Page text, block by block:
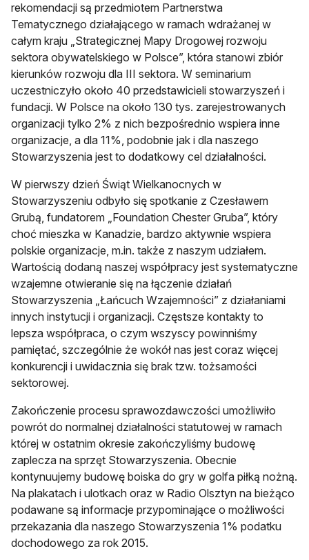
rekomendacji są przedmiotem Partnerstwa
Tematycznego działającego w ramach wdrażanej w
całym kraju „Strategicznej Mapy Drogowej rozwoju
sektora obywatelskiego w Polsce”, która stanowi zbiór
kierunków rozwoju dla III sektora. W seminarium
uczestniczyło około 40 przedstawicieli stowarzyszeń i
fundacji. W Polsce na około 130 tys. zarejestrowanych
organizacji tylko 2% z nich bezpośrednio wspiera inne
organizacje, a dla 11%, podobnie jak i dla naszego
Stowarzyszenia jest to dodatkowy cel działalności.
W pierwszy dzień Świąt Wielkanocnych w
Stowarzyszeniu odbyło się spotkanie z Czesławem
Grubą, fundatorem „Foundation Chester Gruba”, który
choć mieszka w Kanadzie, bardzo aktywnie wspiera
polskie organizacje, m.in. także z naszym udziałem.
Wartością dodaną naszej współpracy jest systematyczne
wzajemne otwieranie się na łączenie działań
Stowarzyszenia „Łańcuch Wzajemności” z działaniami
innych instytucji i organizacji. Częstsze kontakty to
lepsza współpraca, o czym wszyscy powinniśmy
pamiętać, szczególnie że wokół nas jest coraz więcej
konkurencji i uwidacznia się brak tzw. tożsamości
sektorowej.
Zakończenie procesu sprawozdawczości umożliwiło
powrót do normalnej działalności statutowej w ramach
której w ostatnim okresie zakończyliśmy budowę
zaplecza na sprzęt Stowarzyszenia. Obecnie
kontynuujemy budowę boiska do gry w golfa piłką nożną.
Na plakatach i ulotkach oraz w Radio Olsztyn na bieżąco
podawane są informacje przypominające o możliwości
przekazania dla naszego Stowarzyszenia 1% podatku
dochodowego za rok 2015.